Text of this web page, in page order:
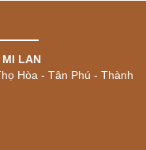
MI LAN
Hòa - Tân Phú - Thành